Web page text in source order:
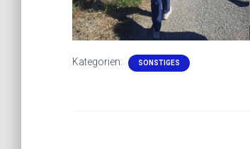
Kategorien: SONSTIGES